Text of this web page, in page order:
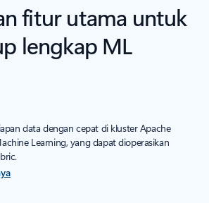
fitur utama untuk
lengkap ML
data dengan cepat di kluster Apache
Learning, yang dapat dioperasikan